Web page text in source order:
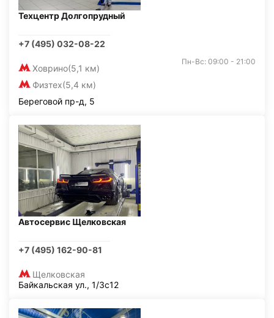
Техцентр Долгопрудный
+7 (495) 032-08-22
Ховрино(5,1 км)
Физтех(5,4 км)
Пн-Вс: 09:00 - 21:00
Береговой пр-д, 5
Автосервис Щелковская
+7 (495) 162-90-81
Щелковская
Байкальская ул., 1/3с12